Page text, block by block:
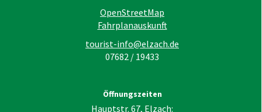
OpenStreetMap
Fahrplanauskunft
tourist-info@elzach.de
07682 / 19433
Öffnungszeiten
Hauptstr. 67, Elzach: